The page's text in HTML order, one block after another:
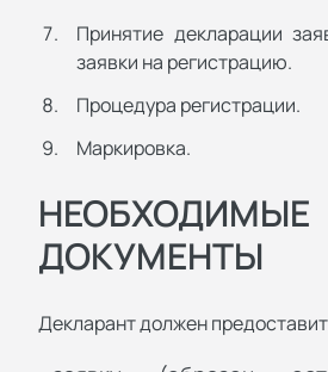
Принятие декларации
заявки на регистрацию.
Процедура регистрации.
Маркировка.
НЕОБХОДИМЫЕ
ДОКУМЕНТЫ
Декларант должен